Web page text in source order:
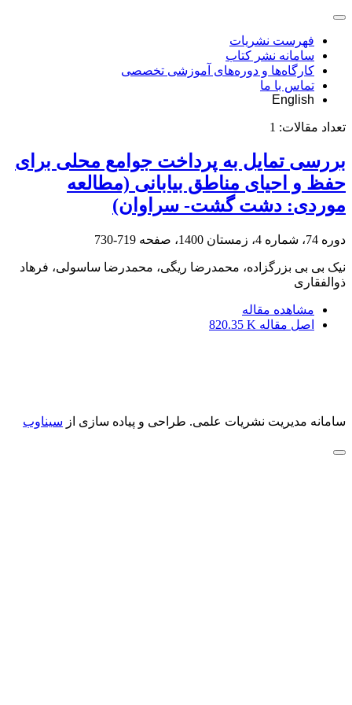
فهرست نشریات
سامانه نشر کتاب
کارگاه‌ها و دوره‌های آموزشی تخصصی
تماس با ما
English
تعداد مقالات: 1
بررسی تمایل به پرداخت جوامع محلی برای
حفظ و احیای مناطق بیابانی (مطالعه
موردی: دشت گشت- سراوان)
دوره 74، شماره 4، زمستان 1400، صفحه 719-730
نیک بی بی بزرگزاده، محمدرضا ریگی، محمدرضا ساسولی، فرهاد
ذوالفقاری
مشاهده مقاله
اصل مقاله 820.35 K
سامانه مدیریت نشریات علمی. طراحی و پیاده سازی از سیناوب